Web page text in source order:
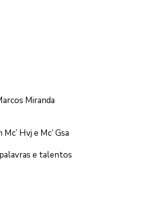
Miranda
Hvj e Mc’ Gsa
e talentos